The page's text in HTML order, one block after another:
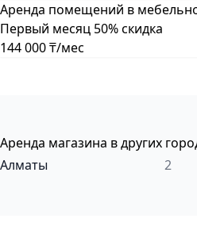
Аренда помещений в
Первый месяц 50% скидка
144 000 ₸/мес
Аренда магазина в других
Алматы
2